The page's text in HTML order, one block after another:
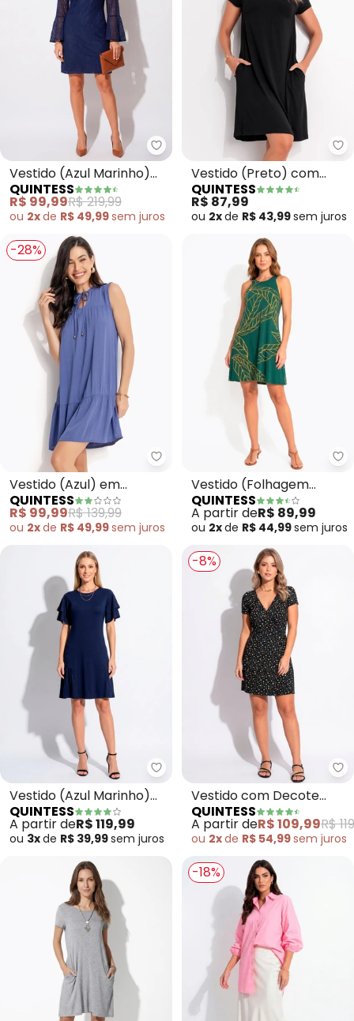
Quintess - Vestido (Azul
Vestido (Azul Marinho)
em Renda
QUINTESS
R$ 99,99R$ 219,99
ou 2xde R$ 49,99sem juros
Vestido (Preto) com
Bolsos e Mangas Curtas
QUINTESS
R$ 87,99
ou 2xde R$ 43,99sem juros
-28%
Quintess - Vestido (Azul) em
Vestido (Azul) em
Viscose Plana
QUINTESS
R$ 99,99R$ 139,99
ou 2xde R$ 49,99sem juros
Vestido (Folhagem
Verde)
QUINTESS
A partir deR$ 89,99
ou 2xde R$ 44,99sem juros
Quintess - Vestido (Azul
Vestido (Azul Marinho)
em Malha de Viscose
QUINTESS
A partir deR$ 119,99
ou 3xde R$ 39,99sem juros
-8%
Vestido com Decote
Transpassado (Floral
Preto)
QUINTESS
A partir deR$ 109,99R$
ou 2xde R$ 54,99sem juros
-18%